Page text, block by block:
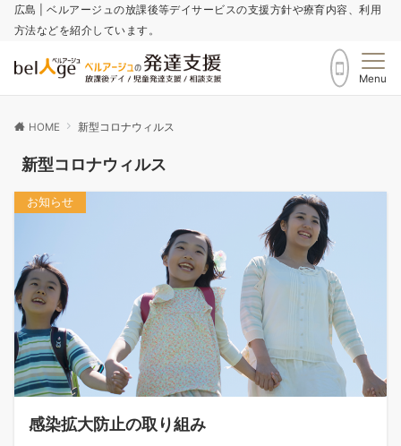
広島 | ベルアージュの放課後等デイサービスの支援方針や療育内容、利用
方法などを紹介しています。
Menu
HOME 新型コロナウィルス
新型コロナウィルス
お知らせ
感染拡大防止の取り組み